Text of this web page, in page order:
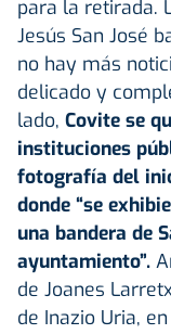
para la retirada.
Jesús San José
no hay más
delicado y
lado, Covite se
instituciones
fotografía del
donde “se
una bandera de
ayuntamiento”.
de Joanes
de Inazio Uria,